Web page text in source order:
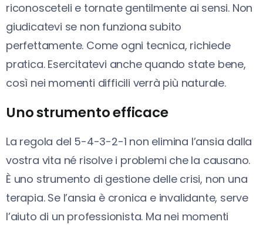
riconosceteli e tornate gentilmente ai sensi. Non
giudicatevi se non funziona subito
perfettamente. Come ogni tecnica, richiede
pratica. Esercitatevi anche quando state bene,
così nei momenti difficili verrà più naturale.
Uno strumento efficace
La regola del 5-4-3-2-1 non elimina l’ansia dalla
vostra vita né risolve i problemi che la causano.
È uno strumento di gestione delle crisi, non una
terapia. Se l’ansia è cronica e invalidante, serve
l’aiuto di un professionista. Ma nei momenti